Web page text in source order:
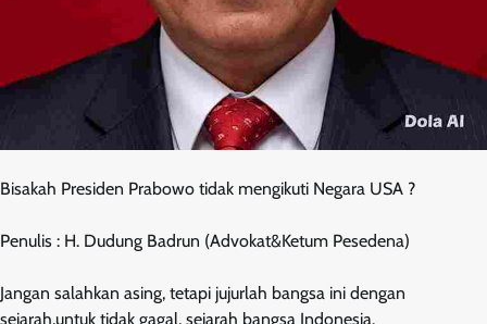
Bisakah Presiden Prabowo tidak mengikuti Negara USA ?
Penulis : H. Dudung Badrun (Advokat&Ketum Pesedena)
Jangan salahkan asing, tetapi jujurlah bangsa ini dengan
sejarah,untuk tidak gagal, sejarah bangsa Indonesia.